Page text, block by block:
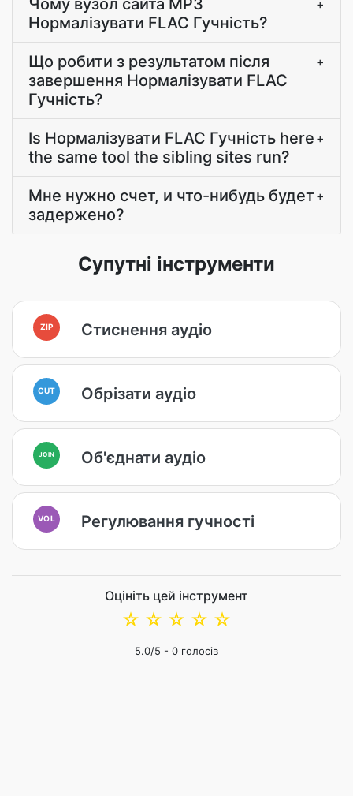
Чому вузол сайта MP3
Нормалізувати FLAC Гучність?
+
Що робити з результатом після
завершення Нормалізувати FLAC
Гучність?
+
Is Нормалізувати FLAC Гучність here
the same tool the sibling sites run?
+
Мне нужно счет, и что-нибудь будет
задержено?
+
Супутні інструменти
ZIP Стиснення аудіо
CUT Обрізати аудіо
JOIN Об'єднати аудіо
VOL Регулювання гучності
Оцініть цей інструмент
☆
☆
☆
☆
☆
5.0/5 - 0 голосів